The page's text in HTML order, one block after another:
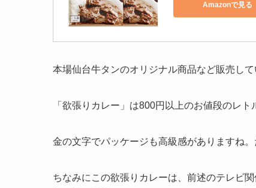
Amazonで見る
本場仙台牛タンのオリジナル商品など販売して
「欲張りカレー」は800円以上のお値段のレト
金の文字でパッケージも高級感がありますね
ちなみにこの欲張りカレーは、前述のテレビ